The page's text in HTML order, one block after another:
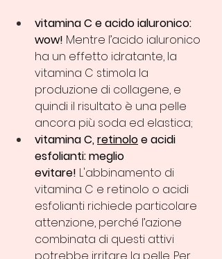
vitamina C e acido ialuronico:
wow! Mentre l’acido ialuronico
ha un effetto idratante, la
vitamina C stimola la
produzione di collagene, e
quindi il risultato è una pelle
ancora più soda ed elastica;
vitamina C, retinolo e acidi
esfolianti: meglio
evitare! L'abbinamento di
vitamina C e retinolo o acidi
esfolianti richiede particolare
attenzione, perché l’azione
combinata di questi attivi